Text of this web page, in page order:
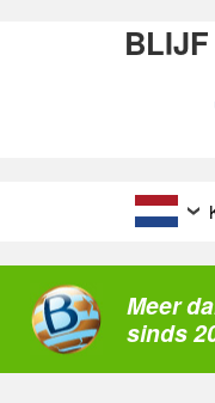
Meer
sinds